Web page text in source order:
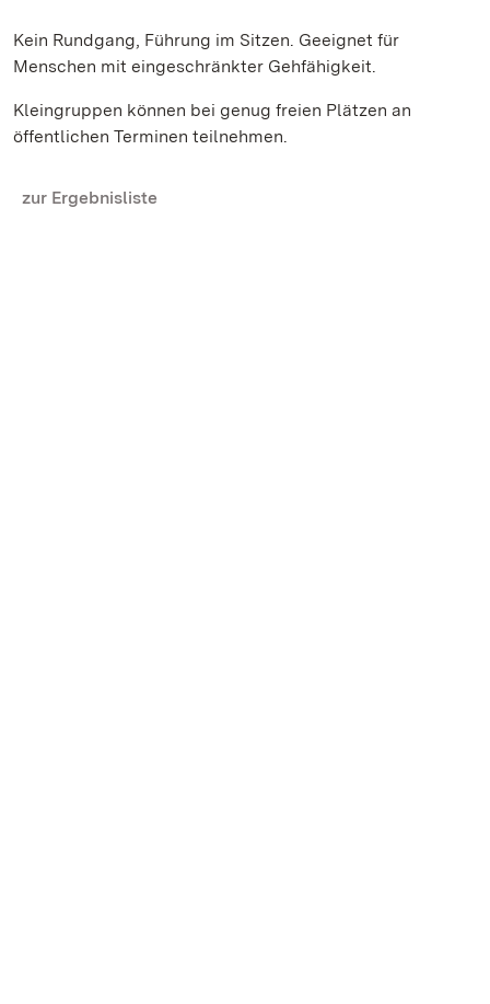
Kein Rundgang, Führung im Sitzen. Geeignet für
Menschen mit eingeschränkter Gehfähigkeit.
Kleingruppen können bei genug freien Plätzen an
öffentlichen Terminen teilnehmen.
zur Ergebnisliste